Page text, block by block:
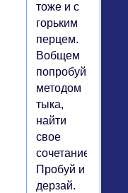
тоже и с
горьким
перцем.
Вобщем
попробуй
методом
тыка,
найти
свое
сочетание.
Пробуй и
дерзай.